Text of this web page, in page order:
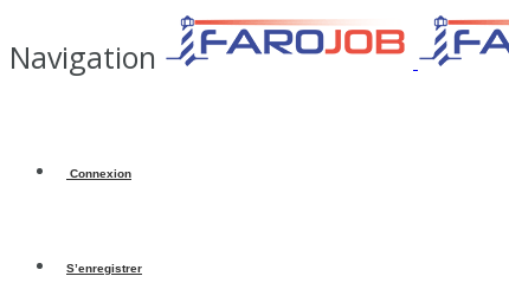
Navigation
Connexion
S’enregistrer